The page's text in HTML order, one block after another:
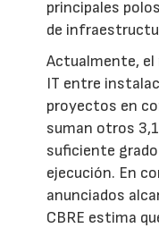
principales
de
Actualmente, el
IT entre
proyectos en
suman otros
suficiente
ejecución. En
anunciados
CBRE estima